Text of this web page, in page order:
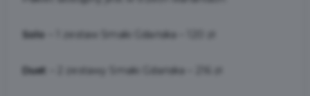
Solo – 1 zestaw Smaki Gdańska – 120 zł
Duet – 2 zestawy Smaki Gdańska – 216 zł